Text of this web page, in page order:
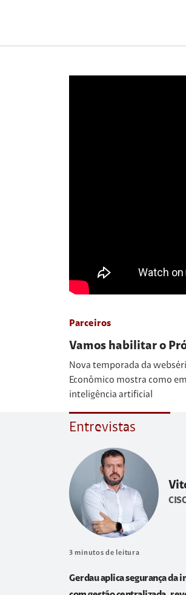
Parceiros
Vamos habilitar o
Nova temporada da
Econômico mostra como
inteligência artificial
Entrevistas
3 minutos de leitura
Gerdau aplica segurança da